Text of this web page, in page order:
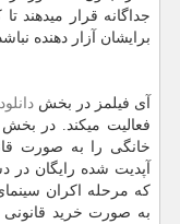
جداگانه قرار میدهند
برایشان آزار دهنده
آی فیلمز در بخش
فعالیت میکند. در
خانگی را به صورت
آپدیت شده رایگان در
که مرحله اکران
به صورت خرید قانونی